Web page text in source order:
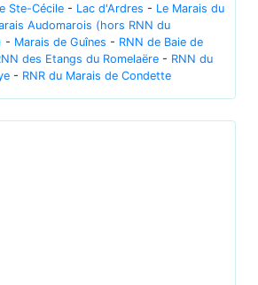
Ste-Cécile - Lac d'Ardres - Le Marais du
Audomarois (hors RNN du
- Marais de Guînes - RNN de Baie de
des Etangs du Romelaëre - RNN du
- RNR du Marais de Condette